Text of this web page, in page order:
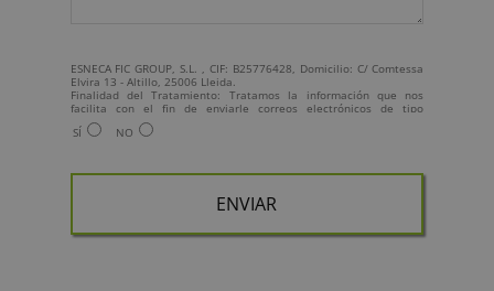
ESNECA FIC GROUP, S.L. , CIF: B25776428, Domicilio: C/ Comtessa
Elvira 13 - Altillo, 25006 Lleida.
Finalidad del Tratamiento: Tratamos la información que nos
facilita con el fin de enviarle correos electrónicos de tipo
comercial relacionado con los productos ofrecidos y otros tipo de
productos que fueran de su interés.
suficientemente, dirigiéndose a la dirección
Para más información consulte nuestra Política de Privacidad.
Desea recibir información comercial (vía telefónica y/o email):
SÍ NO